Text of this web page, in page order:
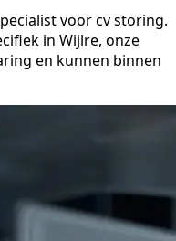
voor cv storing.
in Wijlre, onze
en kunnen binnen